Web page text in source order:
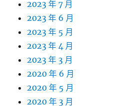
2023 年 7 月
2023 年 6 月
2023 年 5 月
2023 年 4 月
2023 年 3 月
2020 年 6 月
2020 年 5 月
2020 年 3 月